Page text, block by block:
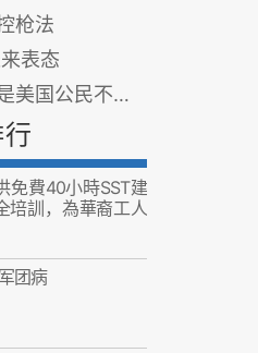
枪法
表态
公民不能投票
免費40小時SST建
培訓，為華裔工人
团病